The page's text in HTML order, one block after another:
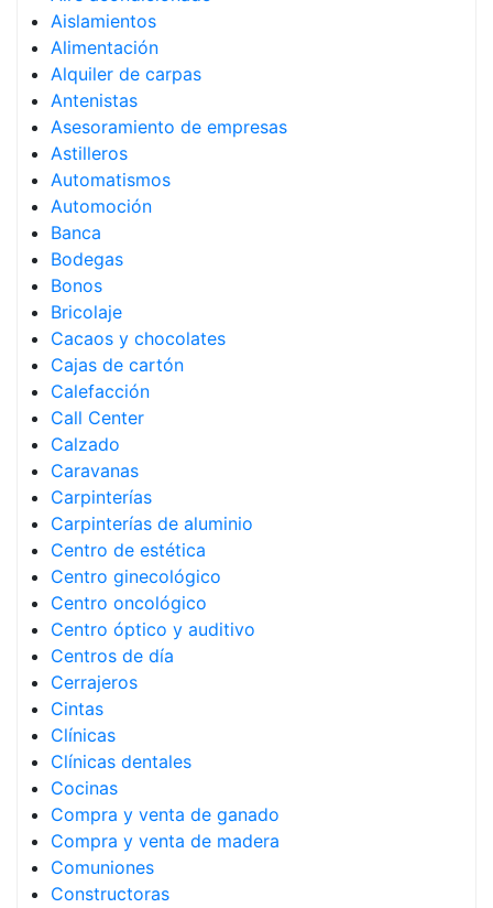
Aislamientos
Alimentación
Alquiler de carpas
Antenistas
Asesoramiento de empresas
Astilleros
Automatismos
Automoción
Banca
Bodegas
Bonos
Bricolaje
Cacaos y chocolates
Cajas de cartón
Calefacción
Call Center
Calzado
Caravanas
Carpinterías
Carpinterías de aluminio
Centro de estética
Centro ginecológico
Centro oncológico
Centro óptico y auditivo
Centros de día
Cerrajeros
Cintas
Clínicas
Clínicas dentales
Cocinas
Compra y venta de ganado
Compra y venta de madera
Comuniones
Constructoras